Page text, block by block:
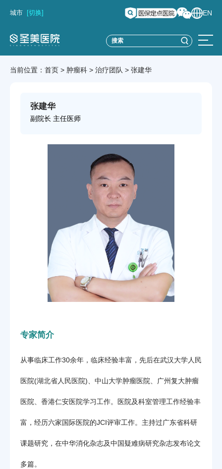
城市 [切换] EN
当前位置： 首页 > 肿瘤科 > 治疗团队 > 张建华
张建华
副院长 主任医师
专家简介
从事临床工作30余年，临床经验丰富，先后在武汉大学人民
医院(湖北省人民医院)、中山大学肿瘤医院、广州复大肿瘤
医院、香港仁安医院学习工作。医院及科室管理工作经验丰
富，经历六家国际医院的JCI评审工作。主持过广东省科研
课题研究，在中华消化杂志及中国疑难病研究杂志发布论文
多篇。